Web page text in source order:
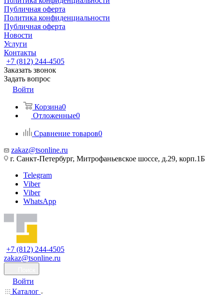
Публичная оферта
Политика конфиденциальности
Публичная оферта
Новости
Услуги
Контакты
+7 (812) 244-4505
Заказать звонок
Задать вопрос
Войти
Корзина0
Отложенные0
Сравнение товаров0
zakaz@tsonline.ru
г. Санкт-Петербург, Митрофаньевское шоссе, д.29, корп.1Б
Telegram
Viber
Viber
WhatsApp
+7 (812) 244-4505
zakaz@tsonline.ru
Войти
Каталог